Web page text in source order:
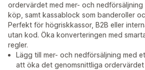
ordervärdet med mer- och
köp, samt kassablock som banderoller
Perfekt för högriskkassor, B2B eller
utan kod. Öka konverteringen med
regler.
Lägg till mer- och nedförsäljning med
att öka det genomsnittliga ordervärdet